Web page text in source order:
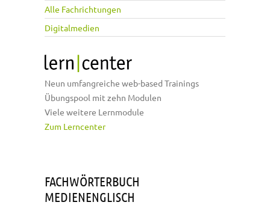
Alle Fachrichtungen
Digitalmedien
Neun umfangreiche web-based Trainings
Übungspool mit zehn Modulen
Viele weitere Lernmodule
Zum Lerncenter
FACHWÖRTERBUCH
MEDIENENGLISCH